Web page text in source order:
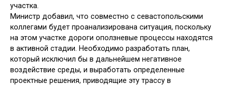
участка.
Министр добавил, что совместно с севастопольскими
коллегами будет проанализирована ситуация, поскольку
на этом участке дороги оползневые процессы находятся
в активной стадии. Необходимо разработать план,
который исключил бы в дальнейшем негативное
воздействие среды, и выработать определенные
проектные решения, приводящие эту трассу в